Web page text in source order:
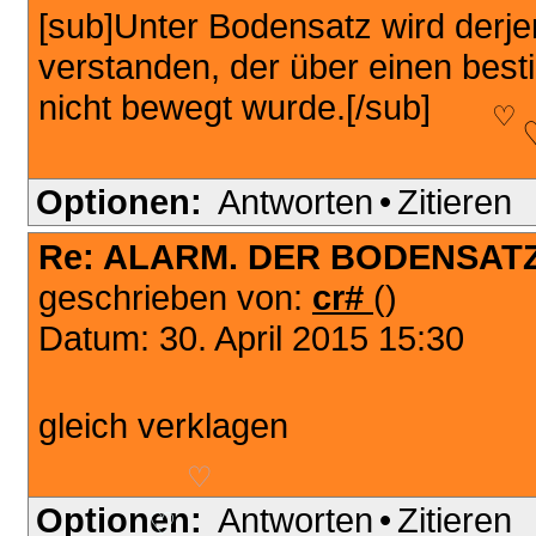
♡
[sub]Unter Bodensatz wird
verstanden, der über einen
nicht bewegt wurde.[/sub]
Optionen: Antworten • Zitieren
Re: ALARM. DER
geschrieben von: cr# ()
Datum: 30. April 2015 15:30
gleich verklagen
Optionen: Antworten • Zitieren